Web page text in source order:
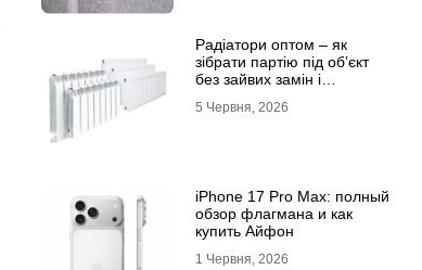
Радіатори оптом – як
зібрати партію під об’єкт
без зайвих замін і
5 Червня, 2026
iPhone 17 Pro Max: полный
обзор флагмана и как
купить Айфон
1 Червня, 2026